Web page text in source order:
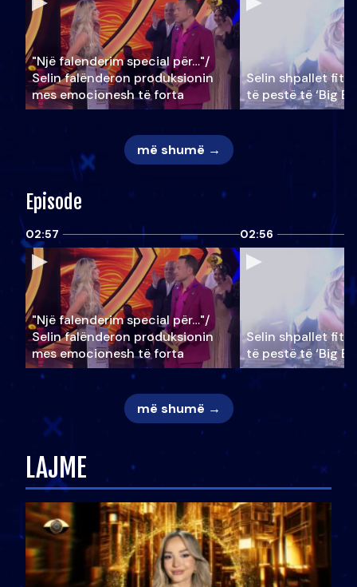
"Një falenderim special për…"/
Selin falënderon produksionin
mes emocionesh të forta
Selin shpallet
të pestë të ‘Big
më shumë →
Episode
02:57
"Një falenderim special për…"/
Selin falënderon produksionin
mes emocionesh të forta
02:56
Selin shpallet
të pestë të ‘Big
më shumë →
LAJME